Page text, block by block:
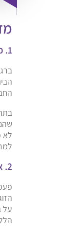
1. כשהתקשורת נסדקת: המעבר מחברות למלחמה
לא
2. אשליית הריפוי: הציפיות הלא פרופורציונליות מהקשר
על